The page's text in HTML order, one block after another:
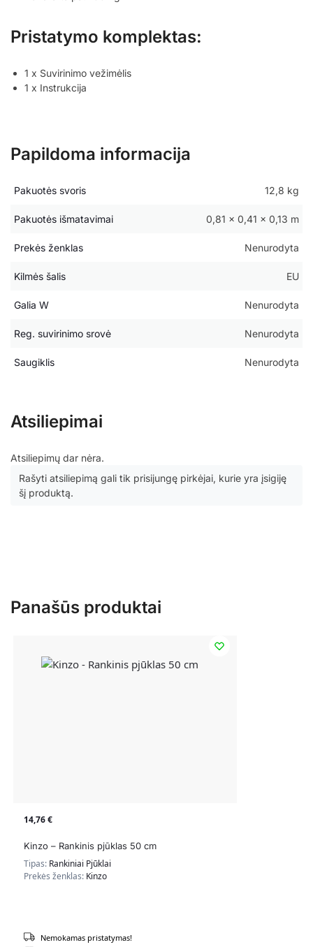
Pristatymo komplektas:
1 x Suvirinimo vežimėlis
1 x Instrukcija
Papildoma informacija
Pakuotės svoris 12,8 kg
Pakuotės išmatavimai 0,81 × 0,41 × 0,13 m
Prekės ženklas Nenurodyta
Kilmės šalis EU
Galia W Nenurodyta
Reg. suvirinimo srovė Nenurodyta
Saugiklis Nenurodyta
Atsiliepimai
Atsiliepimų dar nėra.
Rašyti atsiliepimą gali tik prisijungę pirkėjai, kurie yra įsigiję
šį produktą.
Panašūs produktai
14,76€
Kinzo – Rankinis pjūklas 50 cm
Tipas: Rankiniai Pjūklai
Prekės ženklas: Kinzo
Nemokamas pristatymas!